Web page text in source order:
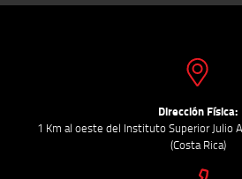
Dirección Física:
1 Km al oeste del Instituto Superior Julio
(Costa Rica)